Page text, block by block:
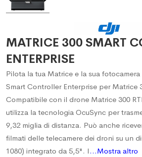
MATRICE 300 SMART
ENTERPRISE
Pilota la tua Matrice e la sua
Smart Controller Enterprise per Matrice
Compatibile con il drone Matrice 300
utilizza la tecnologia OcuSync per
9,32 miglia di distanza. Può anche
filmati delle telecamere dei droni su un
1080) integrato da 5,5". I...Mostra altro